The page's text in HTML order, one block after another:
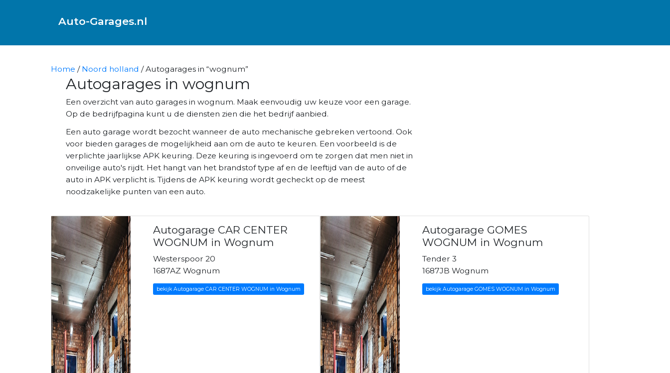
Auto-Garages.nl
Home / Noord holland / Autogarages in “wognum”
Autogarages in wognum
Een overzicht van auto garages in wognum. Maak eenvoudig uw keuze voor een garage.
Op de bedrijfpagina kunt u de diensten zien die het bedrijf aanbied.
Een auto garage wordt bezocht wanneer de auto mechanische gebreken vertoond. Ook
voor bieden garages de mogelijkheid aan om de auto te keuren. Een voorbeeld is de
verplichte jaarlijkse APK keuring. Deze keuring is ingevoerd om te zorgen dat men niet in
onveilige auto's rijdt. Het hangt van het brandstof type af en de leeftijd van de auto of de
auto in APK verplicht is. Tijdens de APK keuring wordt gecheckt op de meest
noodzakelijke punten van een auto.
Autogarage CAR CENTER
WOGNUM in Wognum
Westerspoor 20
1687AZ Wognum
bekijk Autogarage CAR CENTER WOGNUM in Wognum
Autogarage GOMES
WOGNUM in Wognum
Tender 3
1687JB Wognum
bekijk Autogarage GOMES WOGNUM in Wognum